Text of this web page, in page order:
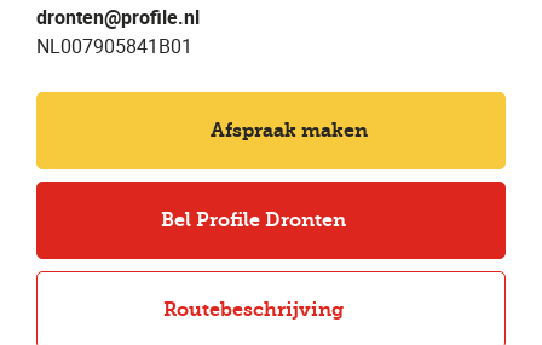
dronten@profile.nl
NL007905841B01
Afspraak maken
Bel Profile Dronten
Routebeschrijving